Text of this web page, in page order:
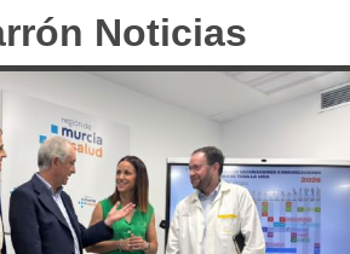
Noticias